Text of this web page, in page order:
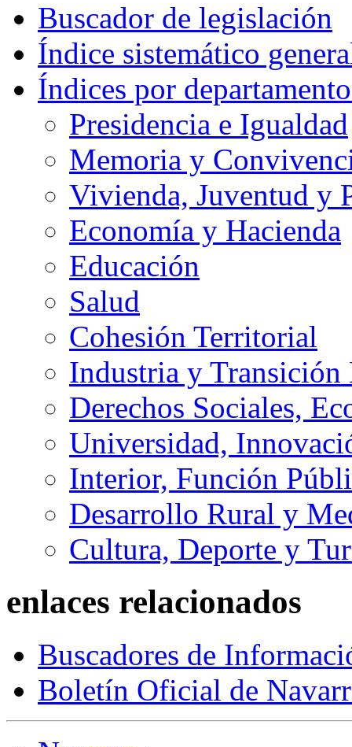
Buscador de legislación
Índice sistemático
Índices por
Presidencia e Igualdad
Memoria y
Vivienda, Juventud y
Economía y Hacienda
Educación
Salud
Cohesión Territorial
Industria y
Derechos Sociales,
Universidad,
Interior, Función
Desarrollo Rural y
Cultura, Deporte y
enlaces relacionados
Buscadores de
Boletín Oficial de